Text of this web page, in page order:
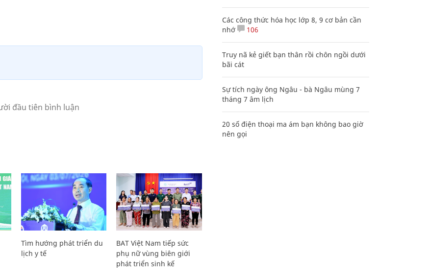
Tìm hướng phát triển du
lịch y tế
BAT Việt Nam tiếp sức
phụ nữ vùng biên giới
phát triển sinh kế
Các công thức hóa học lớp 8, 9 cơ bản cần
nhớ
106
Truy nã kẻ giết bạn thân rồi chôn ngồi dưới
bãi cát
Sự tích ngày ông Ngâu - bà Ngâu mùng 7
tháng 7 âm lịch
20 số điện thoại ma ám bạn không bao giờ
nên gọi